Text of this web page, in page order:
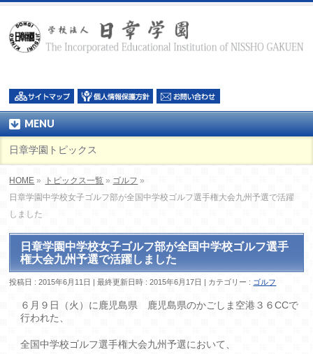
MENU
日章学園トピックス
HOME » トピックス一覧 » ゴルフ »
日章学園中学校女子ゴルフ部が全国中学校ゴルフ選手権大会九州予選で活躍
しました
日章学園中学校女子ゴルフ部が全国中学校ゴルフ選手
権大会九州予選で活躍しました
投稿日 : 2015年6月11日 最終更新日時 : 2015年6月17日 カテゴリー : ゴルフ
６月９日（火）に鹿児島県 鹿児島県のかごしま空港３６CCで
行われた、
全国中学校ゴルフ選手権大会九州予選において、